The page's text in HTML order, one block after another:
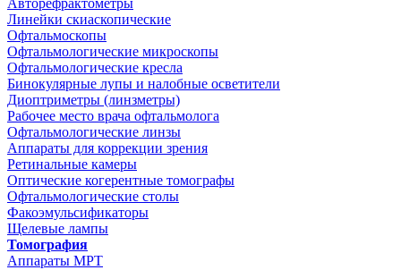
Авторефрактометры
Линейки скиаскопические
Офтальмоскопы
Офтальмологические микроскопы
Офтальмологические кресла
Бинокулярные лупы и налобные осветители
Диоптриметры (линзметры)
Рабочее место врача офтальмолога
Офтальмологические линзы
Аппараты для коррекции зрения
Ретинальные камеры
Оптические когерентные томографы
Офтальмологические столы
Факоэмульсификаторы
Щелевые лампы
Томография
Аппараты МРТ